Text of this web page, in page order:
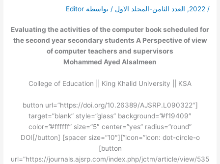
/
2022
, العدد الثامن-المجلد الاول / بواسطة Editor
Evaluating the activities of the computer book scheduled for
the second year secondary students A Perspective of view
of computer teachers and supervisors
Mohammed Ayed Alsalmeen
College of Education || King Khalid University || KSA
[button url=”https://doi.org/10.26389/AJSRP.L090322″
target=”blank” style=”glass” background=”#f19409″
color=”#ffffff” size=”5″ center=”yes” radius=”round”
icon=”icon: dot-circle-o”]DOI[/button] [spacer size=”10″]
[button
url=”https://journals.ajsrp.com/index.php/jctm/article/view/535